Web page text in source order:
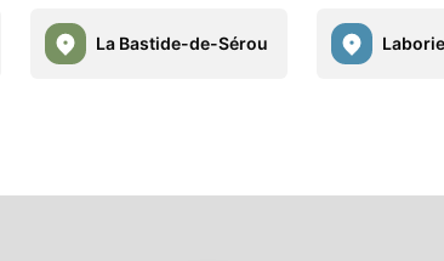
La Bastide-de-Sérou Laborie